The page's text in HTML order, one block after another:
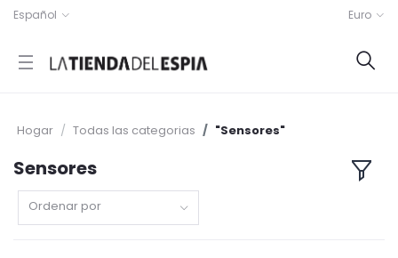
Español Euro
Hogar Todas las categorias "Sensores"
Sensores
Ordenar por